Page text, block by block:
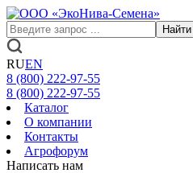
Найти
RUEN
8 (800) 222-97-55
8 (800) 222-97-55
Каталог
О компании
Контакты
Агрофорум
Написать нам